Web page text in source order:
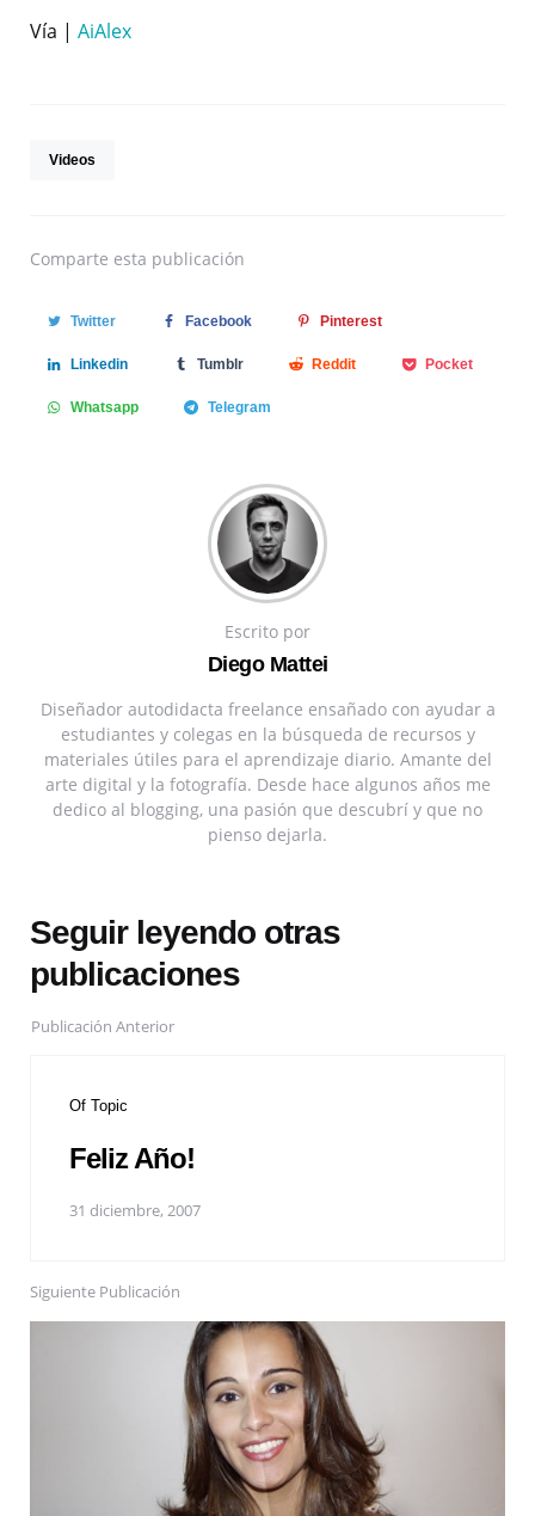
Vía | AiAlex
Videos
Comparte esta publicación
Twitter Facebook Pinterest
Linkedin Tumblr Reddit Pocket
Whatsapp Telegram
Escrito por
Diego Mattei
Diseñador autodidacta freelance ensañado con ayudar a
estudiantes y colegas en la búsqueda de recursos y
materiales útiles para el aprendizaje diario. Amante del
arte digital y la fotografía. Desde hace algunos años me
dedico al blogging, una pasión que descubrí y que no
pienso dejarla.
Seguir leyendo otras
publicaciones
Publicación Anterior
Of Topic
Feliz Año!
31 diciembre, 2007
Siguiente Publicación